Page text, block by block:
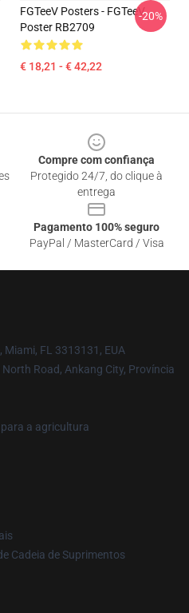
FGTeeV Posters - FGTeeV
Poster RB2709
€ 18,21 - € 42,22
-20%
Compre com confiança
Protegido 24/7, do clique à
entrega
Pagamento 100% seguro
PayPal / MasterCard / Visa
Miami, FL 3313131, EUA
Road, Ankang City, Província
a agricultura
Cadeia de Suprimentos